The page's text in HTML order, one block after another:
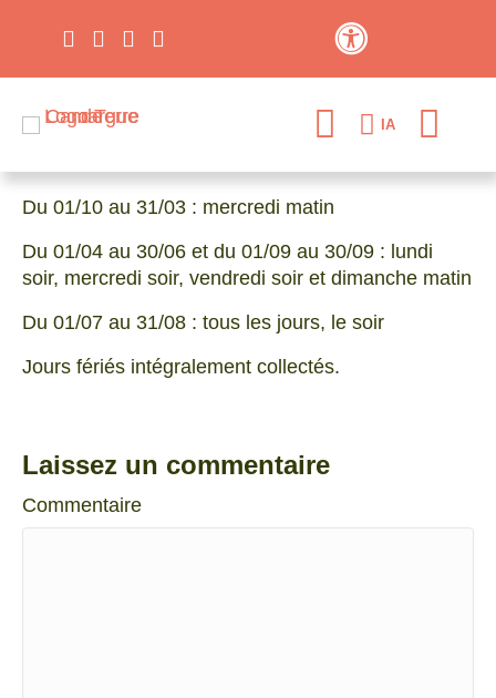
IA
Du 01/10 au 31/03 : mercredi matin
Du 01/04 au 30/06 et du 01/09 au 30/09 : lundi
soir, mercredi soir, vendredi soir et dimanche matin
Du 01/07 au 31/08 : tous les jours, le soir
Jours fériés intégralement collectés.
Laissez un commentaire
Commentaire